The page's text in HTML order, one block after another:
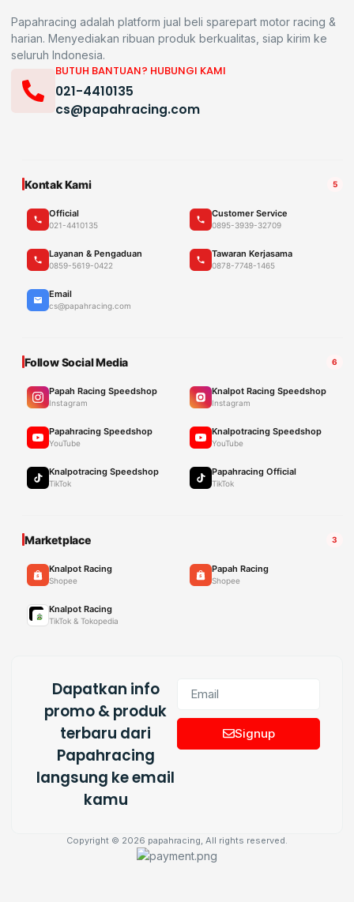
Papahracing adalah platform jual beli sparepart motor racing &
harian. Menyediakan ribuan produk berkualitas, siap kirim ke
seluruh Indonesia.
BUTUH BANTUAN? HUBUNGI KAMI
021-4410135
cs@papahracing.com
Kontak Kami 5
Official
021-4410135
Customer Service
0895-3939-32709
Layanan & Pengaduan
0859-5619-0422
Tawaran Kerjasama
0878-7748-1465
Email
cs@papahracing.com
Follow Social Media 6
Papah Racing Speedshop
Instagram
Knalpot Racing Speedshop
Instagram
Papahracing Speedshop
YouTube
Knalpotracing Speedshop
YouTube
Knalpotracing Speedshop
TikTok
Papahracing Official
TikTok
Marketplace 3
Knalpot Racing
Shopee
Papah Racing
Shopee
Knalpot Racing
TikTok & Tokopedia
Dapatkan info
promo & produk
terbaru dari
Papahracing
langsung ke email
kamu
Signup
Copyright © 2026 papahracing, All rights reserved.